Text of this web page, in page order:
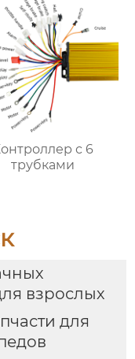
с 6
трубками
взрослых
для